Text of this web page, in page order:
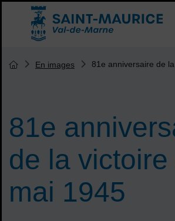
Menu de raccourcis
Accueil ville de Saint-Maurice
81e
de la victoire
mai 1945
Vous êtes ici :
Page d'accueil du site
En images 81e anniversaire de